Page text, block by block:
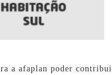
a afaplan poder